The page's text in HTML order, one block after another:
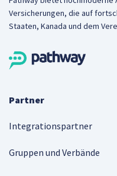
Versicherungen, die auf
Staaten, Kanada und dem
Partner
Integrationspartner
Gruppen und Verbände